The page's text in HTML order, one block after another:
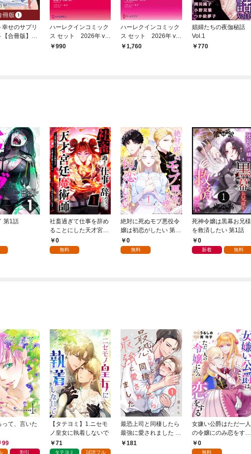
せのサプリ
合冊版】
ハーレクインコミック
ス セット 2026年 vo
l.778
990
ハーレクインコミック
ス セット 2026年 vo
l.904
1,760
娼婦たちの夜伽秘話
Vol.1
770
第1話
社畜過ぎて仕事を辞め
ることにした天才宮廷
魔術師～辺境の地でス
ローライフを夢見る
0
無料
絶対に死ぬモブ悪役令
嬢は初恋がしたい 第1
話0
無料
死神令嬢は黒幕お兄様
を救済したい 第1話
0
新着 無料
って、言いた
99
割引
【タテヨミ】1.ニセモ
ノ皇女に執着しないで
71
タテヨミ 試読フル
最恐上司と同棲したら
最強に愛されました 1
巻181
女嫌い公爵はただ一人
の令嬢にのみ恋をする
（分冊版）第１話
0
無料